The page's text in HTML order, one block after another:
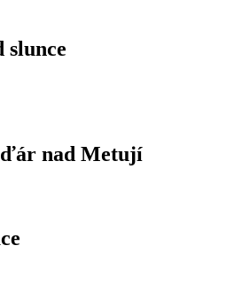
slunce
nad Metují